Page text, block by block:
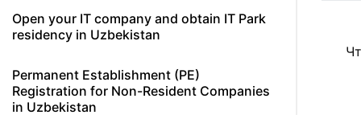
Open your IT company and obtain IT Park
residency in Uzbekistan
Permanent Establishment (PE)
Registration for Non-Resident Companies
in Uzbekistan